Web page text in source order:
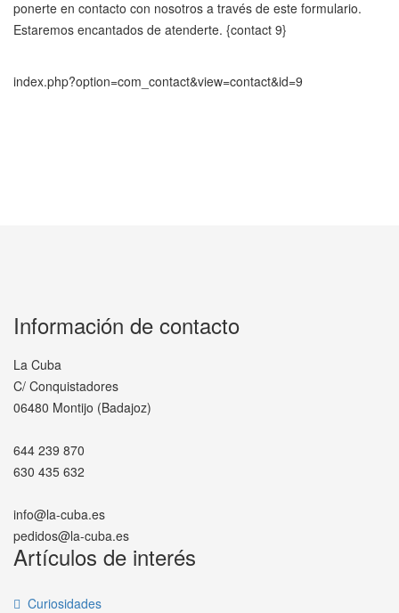
ponerte en contacto con nosotros a través de este formulario.
Estaremos encantados de atenderte. {contact 9}
index.php?option=com_contact&view=contact&id=9
Información de contacto
La Cuba
C/ Conquistadores
06480 Montijo (Badajoz)
644 239 870
630 435 632
info@la-cuba.es
pedidos@la-cuba.es
Artículos de interés
Curiosidades